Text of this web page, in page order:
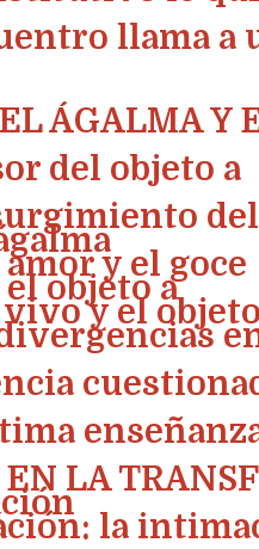
llama a
ÁGALMA Y
del objeto a
y el goce
objeto a
y el
LA
la